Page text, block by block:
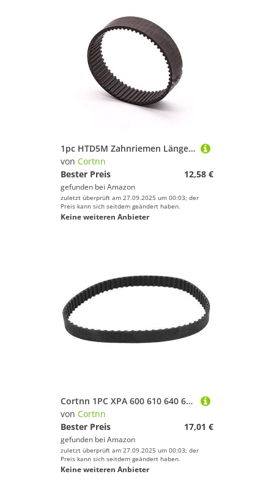
1pc HTD5M Zahnriemen Länge 350 365 370 375 380 385mm Breite 10/12/15/20/25/30mm HTD 5M Closed Loop Synchron Gürtel(5M-375mm(75 Teeth),12mm)
von Cortnn
Bester Preis
12,58 €
gefunden bei Amazon
zuletzt überprüft am 27.09.2025 um 00:03; der
Preis kann sich seitdem geändert haben.
Keine weiteren Anbieter
Cortnn 1PC XPA 600 610 640 652 657 660 12,7 mm Breite 10 mm Dicke Gummi gezahnte Wegde Schnittkante Gogged Band Timing Transmission V Keilriemen(1Piece XPA 640)
von Cortnn
Bester Preis
17,01 €
gefunden bei Amazon
zuletzt überprüft am 27.09.2025 um 00:03; der
Preis kann sich seitdem geändert haben.
Keine weiteren Anbieter